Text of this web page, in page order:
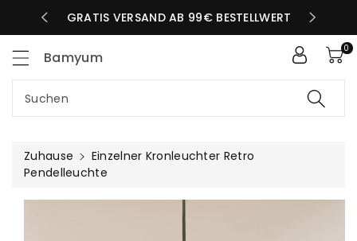
TAG GRATIS VERSAND AB 99€ BESTELLWERT
Bamyum
Suchen
0
Zuhause
Einzelner Kronleuchter Retro
Pendelleuchte